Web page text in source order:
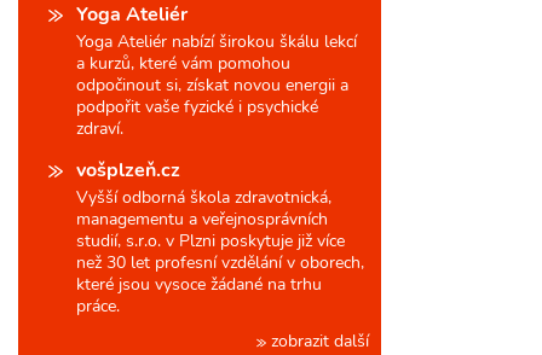
Yoga Ateliér
Yoga Ateliér nabízí širokou škálu lekcí
a kurzů, které vám pomohou
odpočinout si, získat novou energii a
podpořit vaše fyzické i psychické
zdraví.
vošplzeň.cz
Vyšší odborná škola zdravotnická,
managementu a veřejnosprávních
studií, s.r.o. v Plzni poskytuje již více
než 30 let profesní vzdělání v oborech,
které jsou vysoce žádané na trhu
práce.
zobrazit další